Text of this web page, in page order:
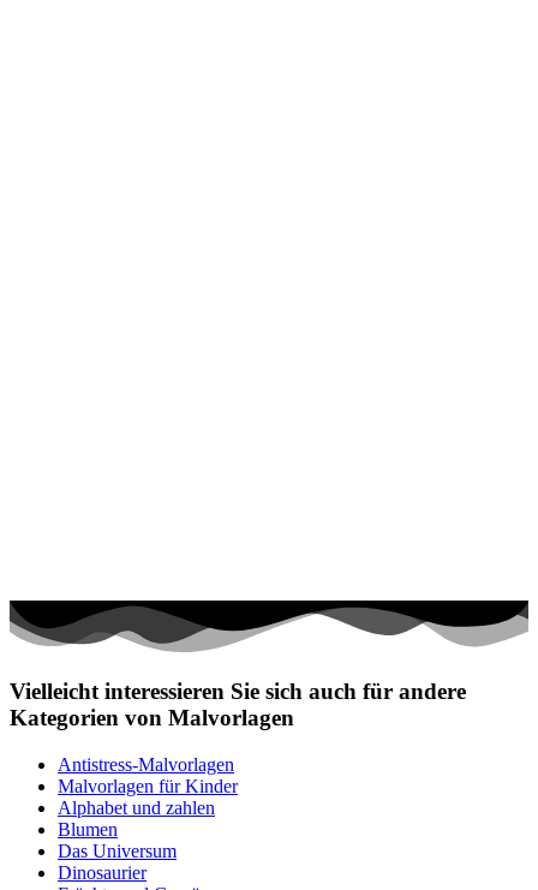
Vielleicht interessieren Sie sich auch für andere
Kategorien von Malvorlagen
Antistress-Malvorlagen
Malvorlagen für Kinder
Alphabet und zahlen
Blumen
Das Universum
Dinosaurier